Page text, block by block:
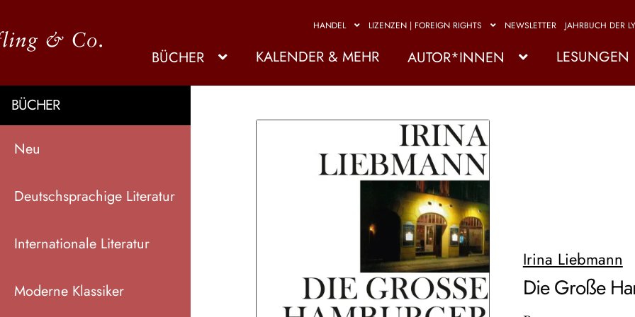
HANDEL LIZENZEN | FOREIGN RIGHTS NEWSLETTER JAHRBUCH DER
BÜCHER KALENDER & MEHR AUTOR*INNEN LESUNGEN
BÜCHER
Neu
Deutschsprachige Literatur
Internationale Literatur
Moderne Klassiker
Irina Liebmann
Die Große